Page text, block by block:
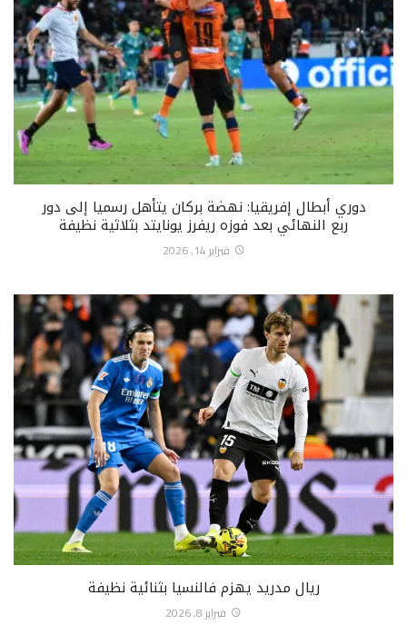
دوري أبطال إفريقيا: نهضة بركان يتأهل رسميا إلى دور
ربع النهائي بعد فوزه ريفرز يونايتد بثلاثية نظيفة
فبراير 14, 2026
ريال مدريد يهزم فالنسيا بثنائية نظيفة
فبراير 8, 2026